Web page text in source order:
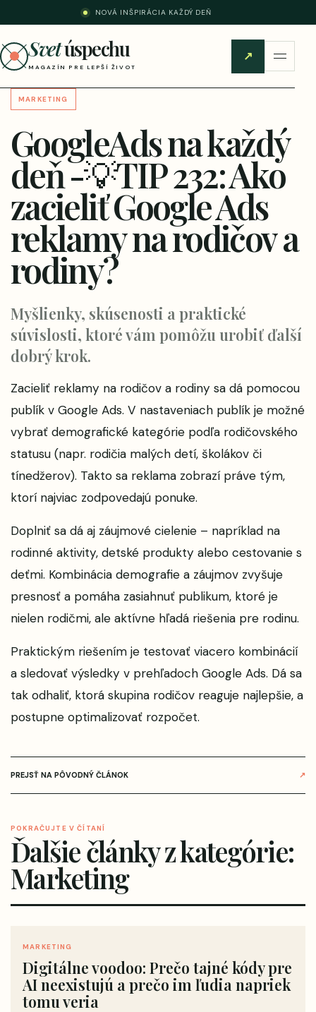
NOVÁ INŠPIRÁCIA KAŽDÝ DEŇ
Svetúspechu
MAGAZÍN PRE LEPŠÍ ŽIVOT
↗
MARKETING
GoogleAds na každý
deň -💡TIP 232: Ako
zacieliť Google Ads
reklamy na rodičov a
rodiny?
Myšlienky, skúsenosti a praktické
súvislosti, ktoré vám pomôžu urobiť ďalší
dobrý krok.
Zacieliť reklamy na rodičov a rodiny sa dá pomocou
publík v Google Ads. V nastaveniach publík je možné
vybrať demografické kategórie podľa rodičovského
statusu (napr. rodičia malých detí, školákov či
tínedžerov). Takto sa reklama zobrazí práve tým,
ktorí najviac zodpovedajú ponuke.
Doplniť sa dá aj záujmové cielenie – napríklad na
rodinné aktivity, detské produkty alebo cestovanie s
deťmi. Kombinácia demografie a záujmov zvyšuje
presnosť a pomáha zasiahnuť publikum, ktoré je
nielen rodičmi, ale aktívne hľadá riešenia pre rodinu.
Praktickým riešením je testovať viacero kombinácií
a sledovať výsledky v prehľadoch Google Ads. Dá sa
tak odhaliť, ktorá skupina rodičov reaguje najlepšie, a
postupne optimalizovať rozpočet.
PREJSŤ NA PÔVODNÝ ČLÁNOK ↗
POKRAČUJTE V ČÍTANÍ
Ďalšie články z kategórie:
Marketing
MARKETING
Digitálne voodoo: Prečo tajné kódy pre
AI neexistujú a prečo im ľudia napriek
tomu veria